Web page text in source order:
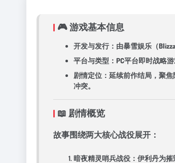
🎮 ​游戏基本信息​
开发与发行​：由暴雪娱乐（
平台与类型​：PC平台即时战略
剧情定位​：延续前作结局，聚
冲突。
📖 ​剧情概览​
故事围绕两大核心战役展开：
暗夜精灵哨兵战役​：伊利丹为摧